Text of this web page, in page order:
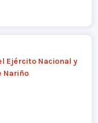
Ejército Nacional y
Nariño